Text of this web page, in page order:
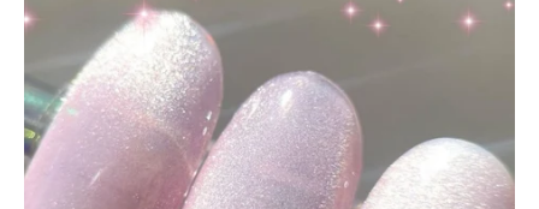
BASICOS (primer, base, top, resinas)
*****EFECTOS EN GEL**** EFECTOS ESPEJO METALICOS
DECORACIONES (Glitter, Foil, Estoperoles...)